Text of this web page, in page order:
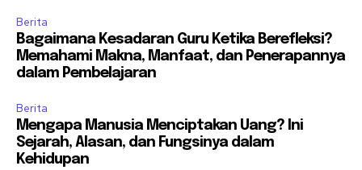
Berita
Bagaimana Kesadaran Guru Ketika Berefleksi?
Memahami Makna, Manfaat, dan Penerapannya
dalam Pembelajaran
Berita
Mengapa Manusia Menciptakan Uang? Ini
Sejarah, Alasan, dan Fungsinya dalam
Kehidupan